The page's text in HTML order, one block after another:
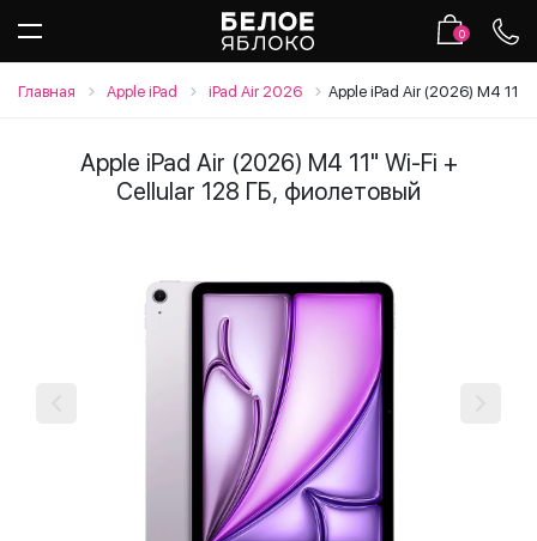
0
Главная Apple iPad iPad Air 2026 Apple iPad Air (2026) M4 11"
Apple iPad Air (2026) M4 11" Wi-Fi +
Cellular 128 ГБ, фиолетовый